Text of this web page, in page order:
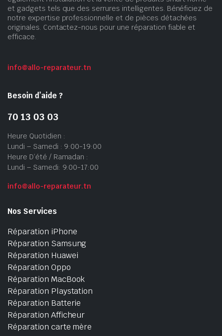
et gadgets tels que des serrures intelligentes. Bénéficiez de
notre expertise professionnelle et de pièces détachées
originales. Contactez-nous pour une réparation fiable et
efficace.
info@allo-reparateur.tn
Besoin d’aide ?
70 13 03 03
Heure Quotidien :
Lundi – Samedi : 9:00-19:00
Heure D’été / Ramadan :
Lundi – Samedi: 9:00-17:00
info@allo-reparateur.tn
Nos Services
Réparation iPhone
Réparation Samsung
Réparation Huawei
Réparation Oppo
Réparation MacBook
Réparation Playstation
Réparation Batterie
Réparation Afficheur
Réparation carte mère